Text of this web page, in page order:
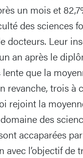
un mois et
des sciences
docteurs. Leur
an après le
que la
revanche, trois à
rejoint la
des
accaparées par
avec l’objectif de